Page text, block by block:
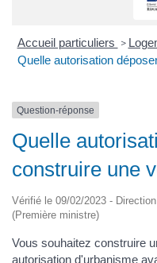
Accueil particuliers >
Quelle autorisation
Question-réponse
Quelle
construire une
Vérifié le 09/02/2023 -
(Première ministre)
Vous souhaitez construire
autorisation d'urbanisme